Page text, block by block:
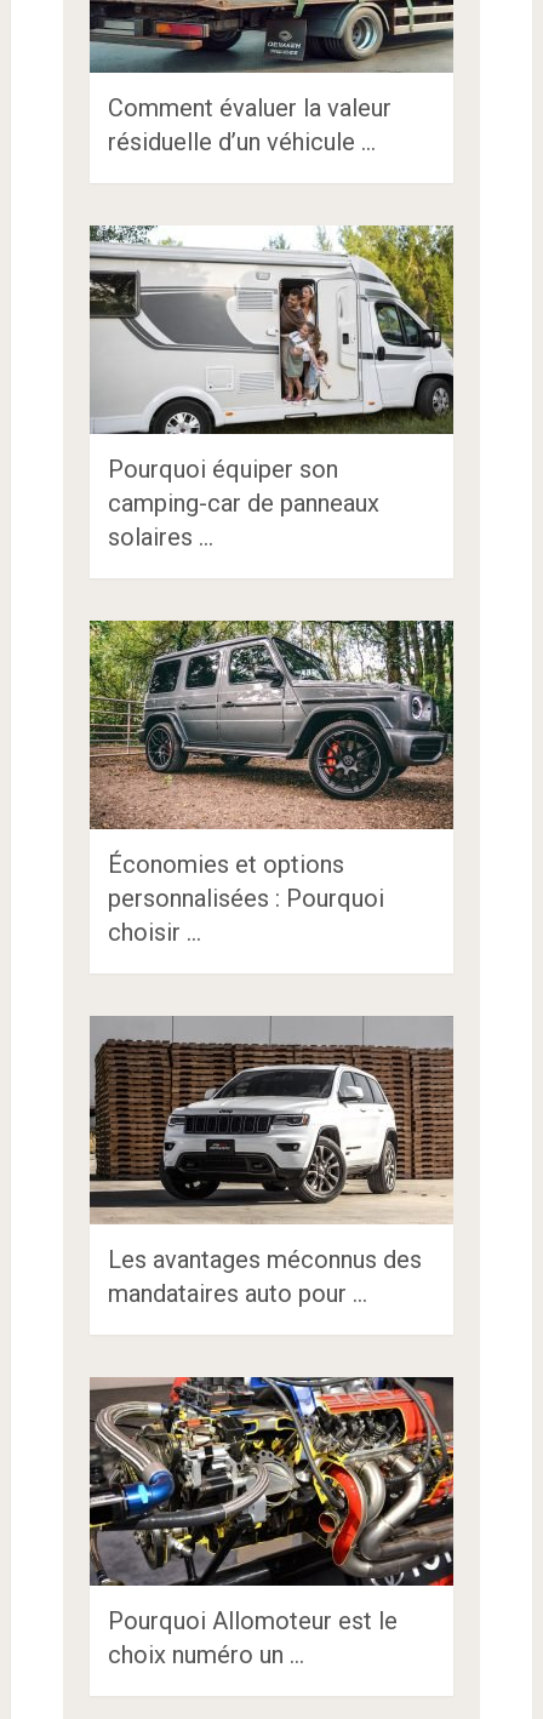
Comment évaluer la valeur
résiduelle d’un véhicule …
Pourquoi équiper son
camping-car de panneaux
solaires …
Économies et options
personnalisées : Pourquoi
choisir …
Les avantages méconnus des
mandataires auto pour …
Pourquoi Allomoteur est le
choix numéro un …